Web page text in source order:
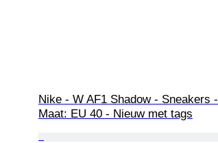
Nike - W AF1 Shadow - Sneakers -
Maat: EU 40 - Nieuw met tags